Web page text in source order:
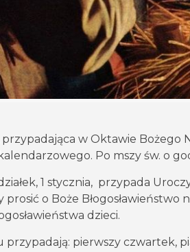
przypadająca w Oktawie Bożego
Po mszy św. o
1 stycznia, przypada
prosić o Boże
dzieci.
pierwszy czwartek,